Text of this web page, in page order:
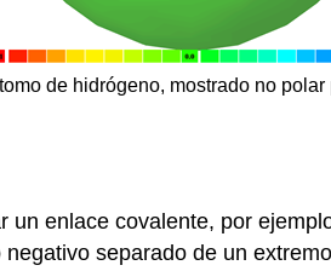
de hidrógeno, mostrado no
enlace covalente, por
separado de un